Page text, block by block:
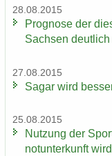
28.08.2015
Pro­gno­se der
Sach­sen
27.08.2015
Sagar wird
25.08.2015
Nut­zung der
not­un­ter­kunft